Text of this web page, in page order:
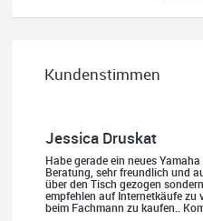
Kundenstimmen
Habe gerade ein neues Yamaha
Beratung, sehr freundlich und
über den Tisch gezogen
empfehlen auf Internetkäufe zu
beim Fachmann zu kaufen..